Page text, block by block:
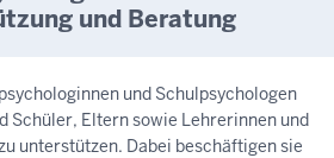
und Beratung
und Schulpsychologen
Schüler, Eltern sowie Lehrerinnen und
unterstützen. Dabei beschäftigen sie